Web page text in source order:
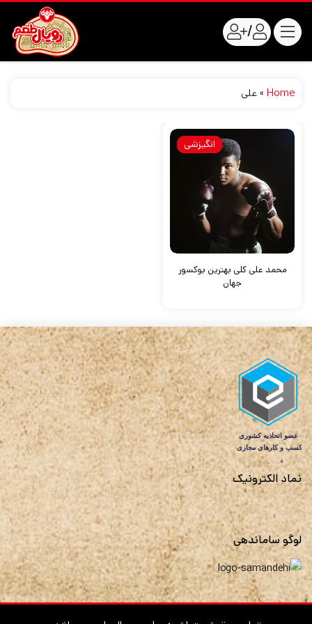
/
Home
»علی
محمد علی کلی بهترین بوکسور
جهان
انگیزشی
نماد الکترونیک
لوگو ساماندهی